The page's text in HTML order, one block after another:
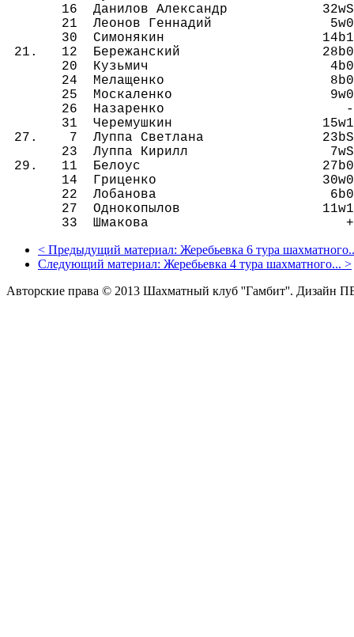
16 Данилов Александр 32wЅ
21 Леонов Геннадий 5w0
30 Симонякин 14b1 6w0
21. 12 Бережанский 28b0
20 Кузьмич 4b0 14w1
24 Мелащенко 8b0 19w1
25 Москаленко 9w0 12b1
26 Назаренко - 15b0
31 Черемушкин 15w1 9b0
27. 7 Луппа Светлана
23 Луппа Кирилл 7wЅ 18b0
29. 11 Белоус 27b0
14 Гриценко 30w0 20b0
22 Лобанова 6b0 17w0
27 Однокопылов 11w1 3b0
33 Шмакова + 8w0
< Предыдущий материал: Жеребьевка 6 тура
Следующий материал: Жеребьевка 4 тура шахматного... >
Авторские права © 2013 Шахматный клуб ''Гамбит''. Дизайн